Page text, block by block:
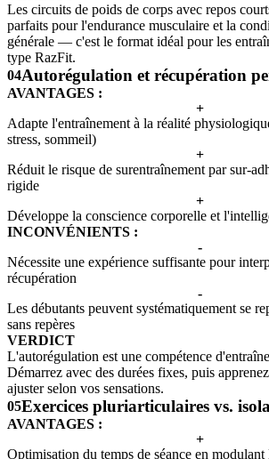
Les circuits de poids de corps avec repos
parfaits pour l'endurance musculaire et la
générale — c'est le format idéal pour les
type RazFit.
04Autorégulation et récupération
AVANTAGES :
+
Adapte l'entraînement à la réalité
stress, sommeil)
+
Réduit le risque de surentraînement par sur-
rigide
+
Développe la conscience corporelle et
INCONVÉNIENTS :
-
Nécessite une expérience suffisante pour
récupération
-
Les débutants peuvent systématiquement se
sans repères
VERDICT
L'autorégulation est une compétence
Démarrez avec des durées fixes, puis
ajuster selon vos sensations.
05Exercices pluriarticulaires vs.
AVANTAGES :
+
Optimisation du temps de séance en